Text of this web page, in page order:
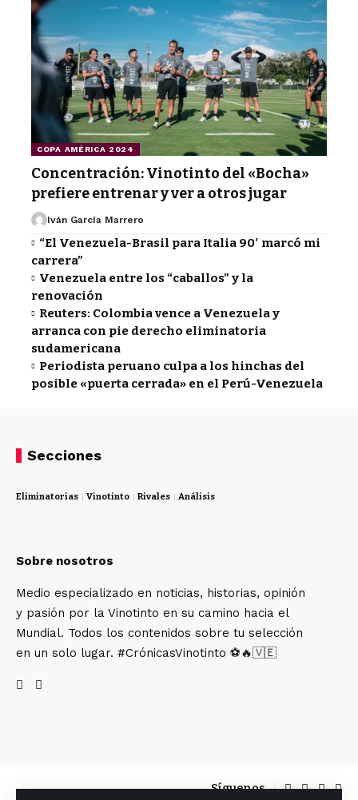
COPA AMÉRICA 2024
Concentración: Vinotinto del «Bocha»
prefiere entrenar y ver a otros jugar
Iván García Marrero
“El Venezuela-Brasil para Italia 90′ marcó mi
carrera”
Venezuela entre los “caballos” y la
renovación
Reuters: Colombia vence a Venezuela y
arranca con pie derecho eliminatoria
sudamericana
Periodista peruano culpa a los hinchas del
posible «puerta cerrada» en el Perú-Venezuela
Secciones
Eliminatorias Vinotinto Rivales Análisis
Sobre nosotros
Medio especializado en noticias, historias, opinión
y pasión por la Vinotinto en su camino hacia el
Mundial. Todos los contenidos sobre tu selección
en un solo lugar. #CrónicasVinotinto ⚽🔥🇻🇪
Síguenos